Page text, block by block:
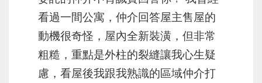
看過一間公寓，仲介回答屋主售屋的
動機很奇怪，屋內全新裝潢，但非常
粗糙，重點是外柱的裂縫讓我心生疑
慮，看屋後我跟我熟識的區域仲介打